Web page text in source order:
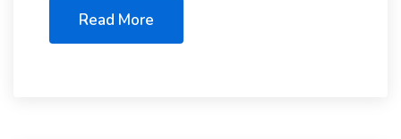
Read More